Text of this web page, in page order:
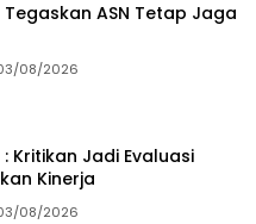
ASN Tetap Jaga
08/2026
Kritikan Jadi Evaluasi
Kinerja
08/2026